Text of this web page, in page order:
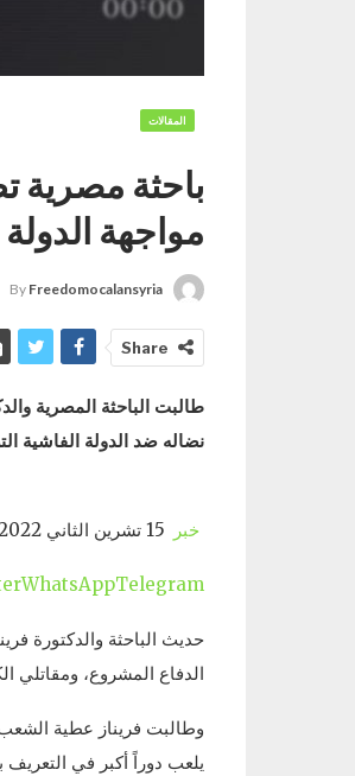
المقالات
باحثة مصرية
مواجهة الدولة
By Freedomocalansyria
Share
طالبت الباحثة المصرية
نضاله ضد الدولة الفاشية
خبر
WhatsAppTelegram
حديث الباحثة والدكتورة
الدفاع المشروع، ومقاتلي
وطالبت فريناز عطية
يلعب دوراً أكبر في التعريف